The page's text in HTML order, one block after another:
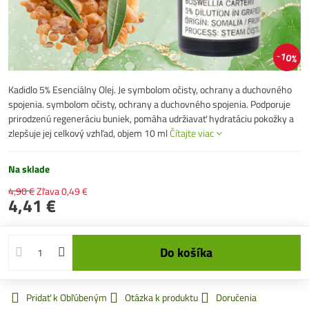
10%
Kadidlo 5% Esenciálny Olej. Je symbolom očisty, ochrany a duchovného
spojenia. symbolom očisty, ochrany a duchovného spojenia. Podporuje
prirodzenú regeneráciu buniek, pomáha udržiavať hydratáciu pokožky a
zlepšuje jej celkový vzhľad, objem 10 mlČítajte viac
Na sklade
4,90 €Zľava0,49 €
4,41 €
Do košíka
Pridať k Obľúbeným Otázka k produktu Doručenia